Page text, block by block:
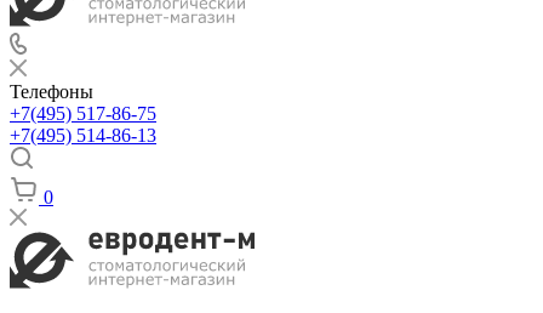
Телефоны
+7(495) 517-86-75
+7(495) 514-86-13
0